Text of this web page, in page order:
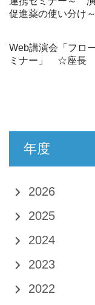
促進薬の使い分け～
Web講演会「フロ
ミナー」 ☆座長
年度
2026
2025
2024
2023
2022